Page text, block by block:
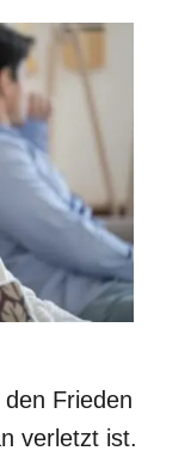
Frieden
verletzt ist.